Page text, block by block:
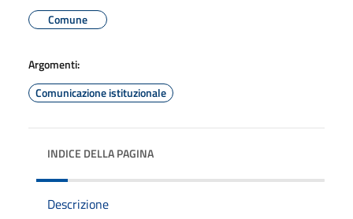
Comune
Argomenti:
Comunicazione istituzionale
INDICE DELLA PAGINA
Descrizione